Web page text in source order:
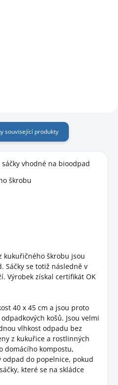
související produkty
vhodné na bioodpad
škrobu
kukuřičného škrobu jsou
Sáčky se totiž následně v
Výrobek získal certifikát OK
40 x 45 cm a jsou proto
košů. Jsou velmi
vlhkost odpadu bez
z kukuřice a rostlinných
domácího kompostu,
odpad do popelnice, pokud
které se na skládce